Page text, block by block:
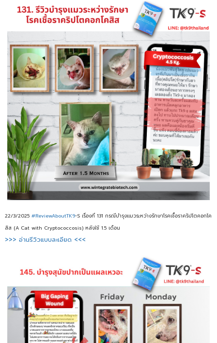
22/3/2025 #ReviewAboutTK9-S เรื่องที่ 131 กรณีบำรุงแมวระหว่างรักษาโรคเชื้อราคริปโตคอกโค
สิส (A Cat with Cryptococcosis) หลังใช้ 1.5 เดือน
>>> อ่านรีวิวแบบละเอียด <<<